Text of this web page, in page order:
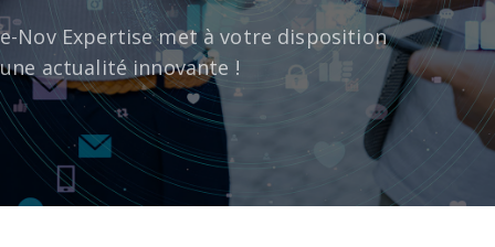
e-Nov Expertise met à votre disposition
une actualité innovante !